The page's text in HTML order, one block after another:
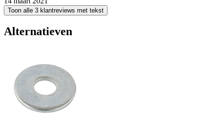
Toon alle 3 klantreviews met tekst
Alternatieven